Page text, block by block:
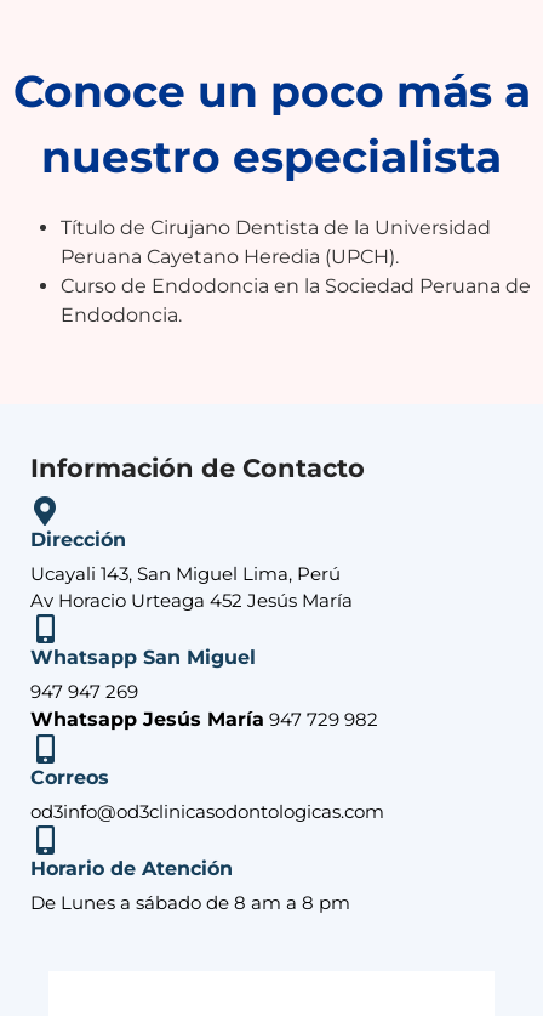
Conoce un poco más a
nuestro especialista
Título de Cirujano Dentista de la Universidad
Peruana Cayetano Heredia (UPCH).
Curso de Endodoncia en la Sociedad Peruana de
Endodoncia.
Información de Contacto
Dirección
Ucayali 143, San Miguel Lima, Perú
Av Horacio Urteaga 452 Jesús María
Whatsapp San Miguel
947 947 269
Whatsapp Jesús María 947 729 982
Correos
od3info@od3clinicasodontologicas.com
Horario de Atención
De Lunes a sábado de 8 am a 8 pm